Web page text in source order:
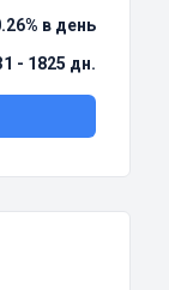
в день
- 1825 дн.